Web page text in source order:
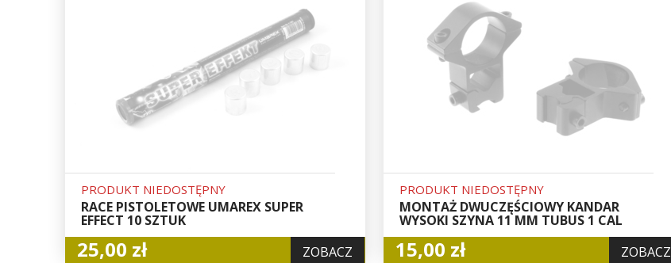
PRODUKT NIEDOSTĘPNY
RACE PISTOLETOWE UMAREX SUPER
EFFECT 10 SZTUK
25,00 zł ZOBACZ
PRODUKT NIEDOSTĘPNY
MONTAŻ DWUCZĘŚCIOWY KANDAR
WYSOKI SZYNA 11 MM TUBUS 1 CAL
15,00 zł ZOBACZ